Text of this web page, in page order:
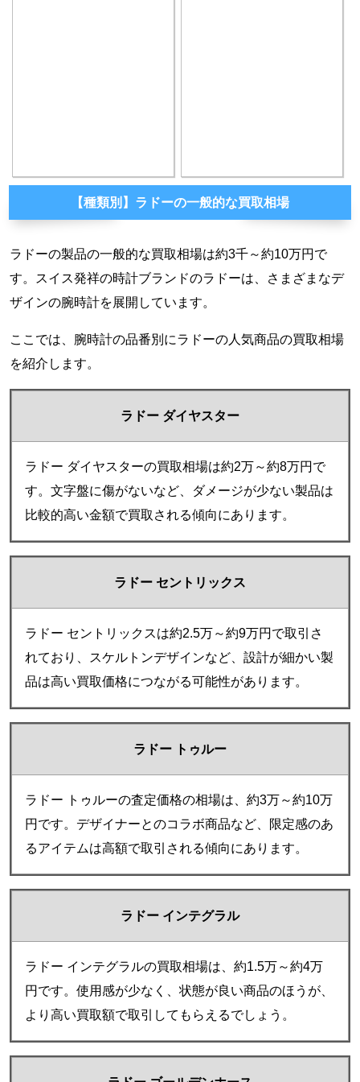
【種類別】ラドーの一般的な買取相場
ラドーの製品の一般的な買取相場は約3千～約10万円で
す。スイス発祥の時計ブランドのラドーは、さまざまなデ
ザインの腕時計を展開しています。
ここでは、腕時計の品番別にラドーの人気商品の買取相場
を紹介します。
ラドー ダイヤスター
ラドー ダイヤスターの買取相場は約2万～約8万円で
す。文字盤に傷がないなど、ダメージが少ない製品は
比較的高い金額で買取される傾向にあります。
ラドー セントリックス
ラドー セントリックスは約2.5万～約9万円で取引さ
れており、スケルトンデザインなど、設計が細かい製
品は高い買取価格につながる可能性があります。
ラドー トゥルー
ラドー トゥルーの査定価格の相場は、約3万～約10万
円です。デザイナーとのコラボ商品など、限定感のあ
るアイテムは高額で取引される傾向にあります。
ラドー インテグラル
ラドー インテグラルの買取相場は、約1.5万～約4万
円です。使用感が少なく、状態が良い商品のほうが、
より高い買取額で取引してもらえるでしょう。